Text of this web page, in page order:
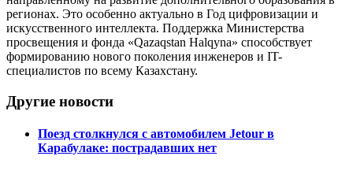
регионах. Это особенно актуально в Год цифровизации и
искусственного интеллекта. Поддержка Министерства
просвещения и фонда «Qazaqstan Halqyna» способствует
формированию нового поколения инженеров и IT-
специалистов по всему Казахстану.
Другие новости
Поезд столкнулся с автомобилем Jetour в
Карабулаке: пострадавших нет